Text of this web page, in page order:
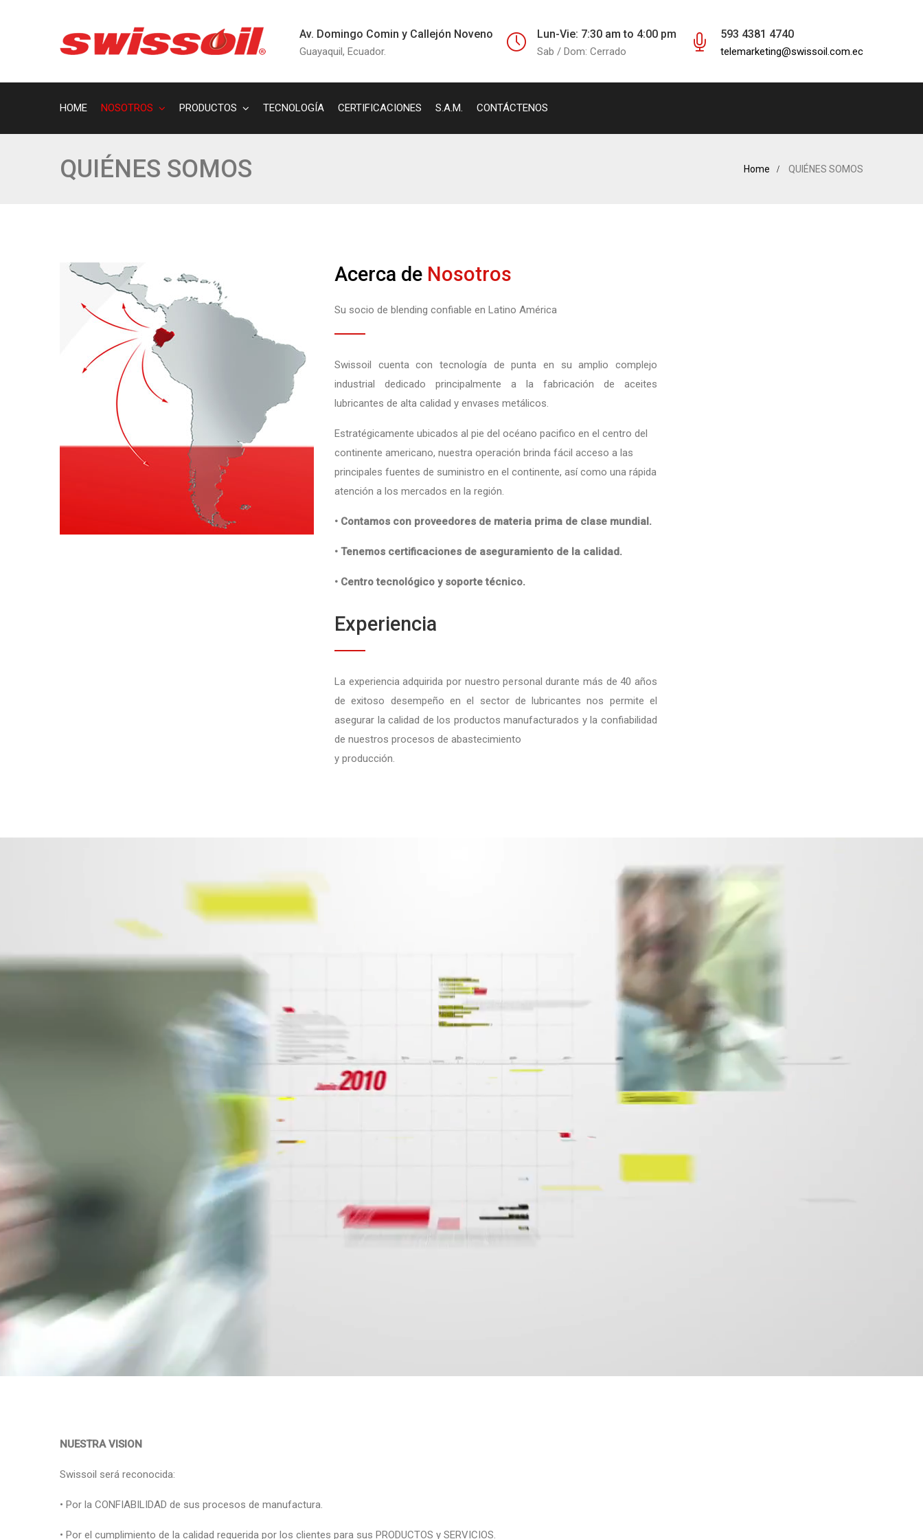
Av. Domingo Comin y Callejón Noveno
Guayaquil, Ecuador.
Lun-Vie: 7:30 am to 4:00 pm
Sab / Dom: Cerrado
593 4381 4740
telemarketing@swissoil.com.ec
HOME NOSOTROS PRODUCTOS TECNOLOGÍA CERTIFICACIONES S.A.M. CONTÁCTENOS
QUIÉNES SOMOS Home QUIÉNES SOMOS
Acerca de Nosotros
Su socio de blending confiable en Latino América
Swissoil cuenta con tecnología de punta en su amplio complejo
industrial dedicado principalmente a la fabricación de aceites
lubricantes de alta calidad y envases metálicos.
Estratégicamente ubicados al pie del océano pacifico en el centro del
continente americano, nuestra operación brinda fácil acceso a las
principales fuentes de suministro en el continente, así como una rápida
atención a los mercados en la región.
• Contamos con proveedores de materia prima de clase mundial.
• Tenemos certificaciones de aseguramiento de la calidad.
• Centro tecnológico y soporte técnico.
Experiencia
La experiencia adquirida por nuestro personal durante más de 40 años
de exitoso desempeño en el sector de lubricantes nos permite el
asegurar la calidad de los productos manufacturados y la confiabilidad
de nuestros procesos de abastecimiento
y producción.
NUESTRA VISION
Swissoil será reconocida:
• Por la CONFIABILIDAD de sus procesos de manufactura.
• Por el cumplimiento de la calidad requerida por los clientes para sus PRODUCTOS y SERVICIOS.